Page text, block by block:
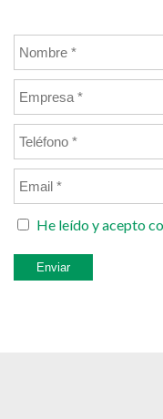
He leído y acepto